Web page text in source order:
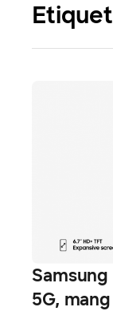
5G,